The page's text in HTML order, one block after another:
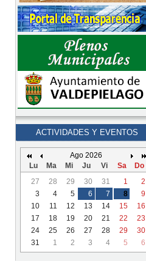
ACTIVIDADES Y EVENTOS
Ago 2026
Lu
Ma Mi Ju Vi Sa
Do
27
28 29 30 31 1
2
3
4 5 6 7 8
9
10
11 12 13 14 15
16
17
18 19 20 21 22
23
24
25 26 27 28 29
30
31
1 2 3 4 5 6